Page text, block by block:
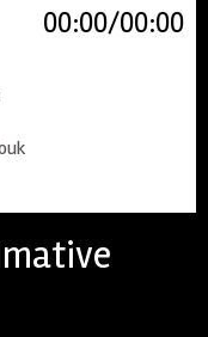
00:00
00:00